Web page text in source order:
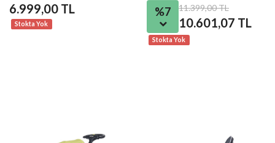
6.999,00 TL
Stokta Yok
%7 11.399,00 TL
10.601,07 TL
Stokta Yok